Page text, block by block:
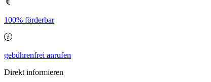
100% förderbar
gebührenfrei anrufen
Direkt informieren